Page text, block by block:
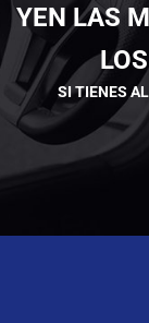
YEN LAS
SI TIENES